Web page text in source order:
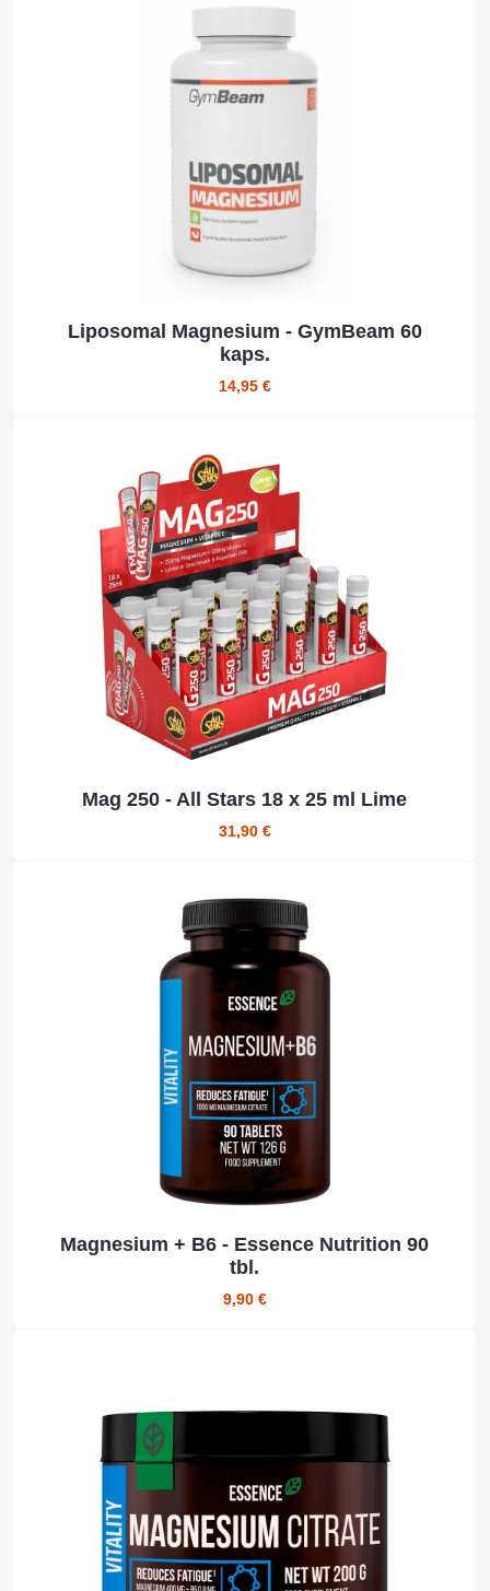
Liposomal Magnesium - GymBeam 60
kaps.
14,95 €
Mag 250 - All Stars 18 x 25 ml Lime
31,90 €
Magnesium + B6 - Essence Nutrition 90
tbl.
9,90 €